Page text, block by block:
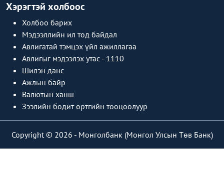
Хэрэгтэй холбоос
Холбоо барих
Мэдээллийн ил тод байдал
Авлигатай тэмцэх үйл ажиллагаа
Авлигыг мэдээлэх утас - 1110
Шилэн данс
Ажлын байр
Валютын ханш
Зээлийн бодит өртгийн тооцоолуур
Copyright © 2026 - Монголбанк (Монгол Улсын Төв Банк)